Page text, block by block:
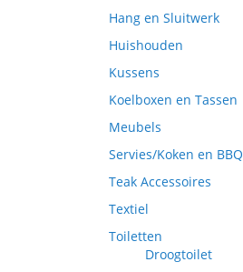
Hang en Sluitwerk
Huishouden
Kussens
Koelboxen en Tassen
Meubels
Servies/Koken en BBQ
Teak Accessoires
Textiel
Toiletten
Droogtoilet